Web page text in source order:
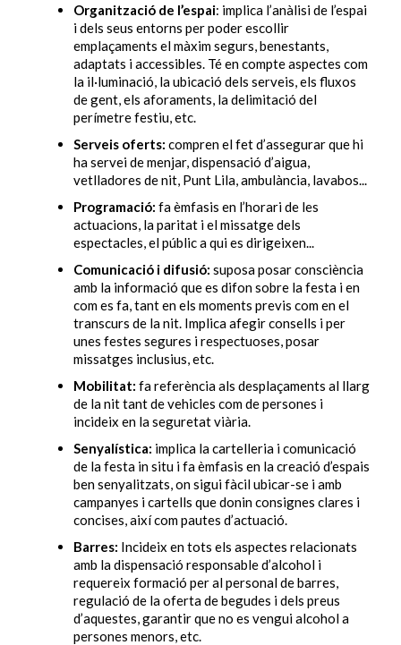
Organització de l’espai: implica l’anàlisi de l’espai
i dels seus entorns per poder escollir
emplaçaments el màxim segurs, benestants,
adaptats i accessibles. Té en compte aspectes com
la il·luminació, la ubicació dels serveis, els fluxos
de gent, els aforaments, la delimitació del
perímetre festiu, etc.
Serveis oferts: compren el fet d’assegurar que hi
ha servei de menjar, dispensació d’aigua,
vetlladores de nit, Punt Lila, ambulància, lavabos...
Programació: fa èmfasis en l’horari de les
actuacions, la paritat i el missatge dels
espectacles, el públic a qui es dirigeixen...
Comunicació i difusió: suposa posar consciència
amb la informació que es difon sobre la festa i en
com es fa, tant en els moments previs com en el
transcurs de la nit. Implica afegir consells i per
unes festes segures i respectuoses, posar
missatges inclusius, etc.
Mobilitat: fa referència als desplaçaments al llarg
de la nit tant de vehicles com de persones i
incideix en la seguretat viària.
Senyalística: implica la cartelleria i comunicació
de la festa in situ i fa èmfasis en la creació d’espais
ben senyalitzats, on sigui fàcil ubicar-se i amb
campanyes i cartells que donin consignes clares i
concises, així com pautes d’actuació.
Barres: Incideix en tots els aspectes relacionats
amb la dispensació responsable d’alcohol i
requereix formació per al personal de barres,
regulació de la oferta de begudes i dels preus
d’aquestes, garantir que no es vengui alcohol a
persones menors, etc.